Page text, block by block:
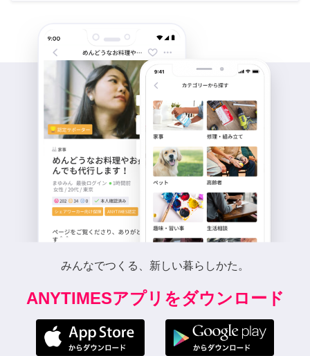
みんなでつくる、新しい暮らしかた。
ANYTIMESアプリをダウンロード